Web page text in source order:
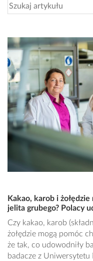
Kakao, karob i
jelita grubego? Polacy
Czy kakao, karob
żołędzie mogą pomóc
że tak, co udowodniły
badacze z